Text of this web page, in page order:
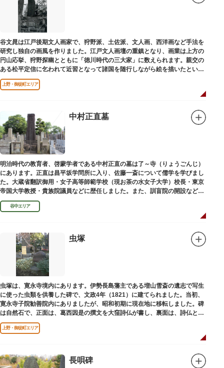
谷文晁は江戸後期文人画家で、狩野派、土佐派、文人画、西洋画など手法を
研究し独自の画風を作りました。江戸文人画壇の重鎮となり、画業は上方の
円山応挙、狩野探幽とともに「徳川時代の三大家」に数えられます。親交の
ある松平定信に乞われて近習となって諸国を随行しながら絵を描いたといわ
れています。お墓は源空寺（げんくうじ）にあります。
上野・御徒町エリア
中村正直墓
明治時代の教育者、啓蒙学者である中村正直の墓は了～寺（りょうごんじ）
にあります。正直は昌平坂学問所に入り、佐藤一斎について儒学を学びまし
た。大蔵省翻訳御用・女子高等師範学校（現お茶の水女子大学）校長・東京
帝国大学教授・貴族院議員などに歴任しました。また、訓盲院の開設など女
子教育や障害者教育にも力を注ぎました。明治24（1891）病没しました。
谷中エリア
虫塚
虫塚は、寛永寺境内にあります。伊勢長島藩主である増山雪斎の遺志で写生
に使った虫類を供養した碑で、文政4年（1821）に建てられました。当初、
寛永寺子院勧善院内にありましたが、昭和初期に現在地に移転しました。碑
は自然石で、正面は、葛西因是の撰文を大窪詩仏が書し、裏面は、詩仏と菊
池五山の自筆の詩が刻まれています。
上野・御徒町エリア
長唄碑